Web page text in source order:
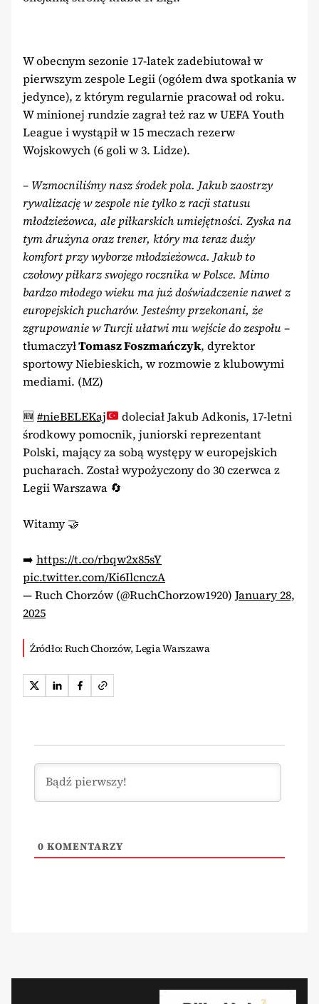
W obecnym sezonie 17-latek zadebiutował w
pierwszym zespole Legii (ogółem dwa spotkania w
jedynce), z którym regularnie pracował od roku.
W minionej rundzie zagrał też raz w UEFA Youth
League i wystąpił w 15 meczach rezerw
Wojskowych (6 goli w 3. Lidze).
– Wzmocniliśmy nasz środek pola. Jakub zaostrzy
rywalizację w zespole nie tylko z racji statusu
młodzieżowca, ale piłkarskich umiejętności. Zyska na
tym drużyna oraz trener, który ma teraz duży
komfort przy wyborze młodzieżowca. Jakub to
czołowy piłkarz swojego rocznika w Polsce. Mimo
bardzo młodego wieku ma już doświadczenie nawet z
europejskich pucharów. Jesteśmy przekonani, że
zgrupowanie w Turcji ułatwi mu wejście do zespołu–
tłumaczyłTomasz Foszmańczyk, dyrektor
sportowy Niebieskich, w rozmowie z klubowymi
mediami. (MZ)
🆕#nieBELEKaj
doleciał Jakub Adkonis, 17-letni
środkowy pomocnik, juniorski reprezentant
Polski, mający za sobą występy w europejskich
pucharach. Został wypożyczony do 30 czerwca z
Legii Warszawa 🔄
Witamy 🤝
➡️ https://t.co/rbqw2x85sY
pic.twitter.com/Ki6IlcnczA
— Ruch Chorzów (@RuchChorzow1920) January 28,
2025
Źródło: Ruch Chorzów, Legia Warszawa
0 KOMENTARZY